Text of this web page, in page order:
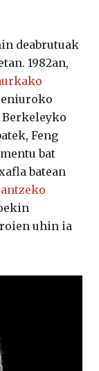
deabrutuak
1982an,
Berkeleyko
Feng
bat
batean
uhin ia